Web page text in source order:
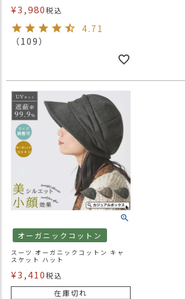
¥3,980税込
4.71
（109）
オーガニックコットン
スーツ オーガニックコットン キャ
スケット ハット
¥3,410税込
在庫切れ